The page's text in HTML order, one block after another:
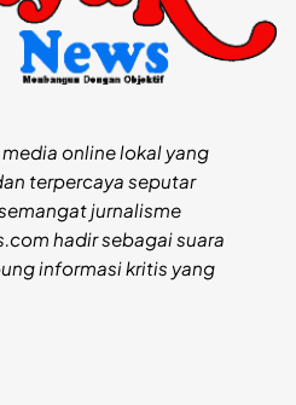
online lokal yang
terpercaya seputar
jurnalisme
hadir sebagai suara
informasi kritis yang